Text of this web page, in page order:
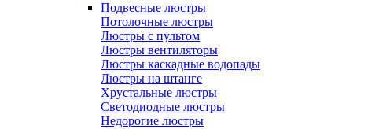
Подвесные люстры
Потолочные люстры
Люстры с пультом
Люстры вентиляторы
Люстры каскадные водопады
Люстры на штанге
Хрустальные люстры
Светодиодные люстры
Недорогие люстры